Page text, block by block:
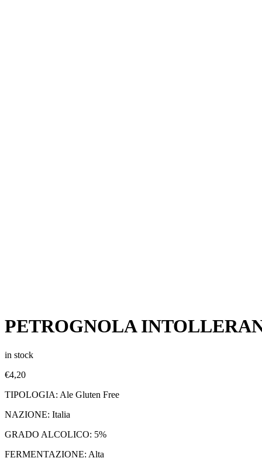
PETROGNOLA
in stock
€4,20
TIPOLOGIA: Ale Gluten Free
NAZIONE: Italia
GRADO ALCOLICO: 5%
FERMENTAZIONE: Alta